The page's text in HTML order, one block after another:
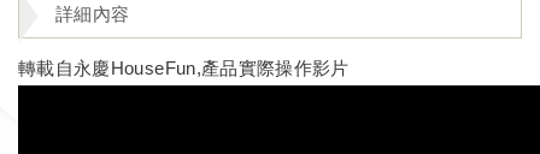
詳細內容
轉載自永慶HouseFun,產品實際操作影片